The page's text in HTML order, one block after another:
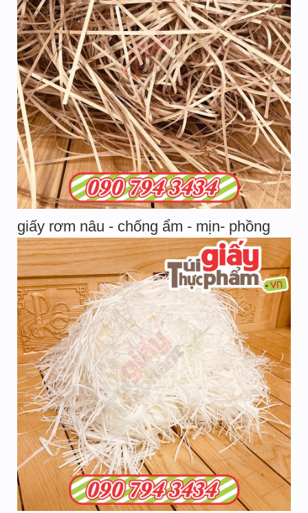
giấy rơm nâu - chống ẩm - mịn- phồng